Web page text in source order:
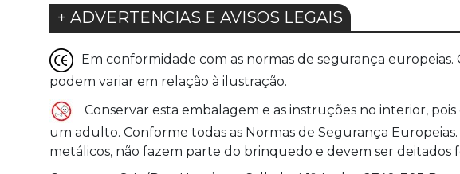
+ ADVERTENCIAS E AVISOS LEGAIS
Em conformidade com as normas de segurança
podem variar em relação à ilustração.
Conservar esta embalagem e as instruções no interior,
um adulto. Conforme todas as Normas de Segurança
metálicos, não fazem parte do brinquedo e devem ser